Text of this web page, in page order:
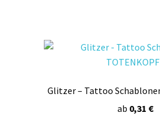
Glitzer – Tattoo
ab 0,31 €